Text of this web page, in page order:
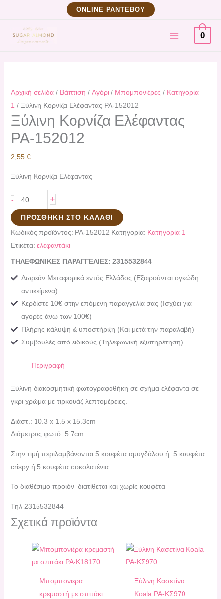
περιεχόμενο
ΟNLINE ΡΑΝΤΕΒΟΥ
MAIN
MENU
0
Αρχική σελίδα/ Βάπτιση / Αγόρι/ Μπομπονιέρες / Κατηγορία
1 / Ξύλινη Κορνίζα Ελέφαντας PA-152012
Ξύλινη Κορνίζα Ελέφαντας
PA-152012
2,55 €
Ξύλινη Κορνίζα Ελέφαντας
-
Ελέφαντας
PA-
+
ΠΡΟΣΘΉΚΗ ΣΤΟ ΚΑΛΆΘΙ
Κωδικός προϊόντος: PA-152012 Κατηγορία: Κατηγορία 1
Ετικέτα: ελεφαντάκι
ΤΗΛΕΦΩΝΙΚΕΣ ΠΑΡΑΓΓΕΛΙΕΣ: 2315532844
Δωρεάν Μεταφορικά εντός Ελλάδος (Εξαιρούνται ογκώδη
αντικείμενα)
Κερδίστε 10€ στην επόμενη παραγγελία σας (Ισχύει για
αγορές άνω των 100€)
Πλήρης κάλυψη & υποστήριξη (Και μετά την παραλαβή)
Συμβουλές από ειδικούς (Τηλεφωνική εξυπηρέτηση)
Περιγραφή
Ξύλινη διακοσμητική φωτογραφοθήκη σε σχήμα ελέφαντα σε
γκρι χρώμα με τιρκουάζ λεπτομέρειες.
Διάστ.: 10.3 x 1.5 x 15.3cm
Διάμετρος φωτό: 5.7cm
Στην τιμή περιλαμβάνονται 5 κουφέτα αμυγδάλου ή 5 κουφέτα
crispy ή 5 κουφέτα σοκολατένια
Το διαθέσιμο προιόν διατίθεται και χωρίς κουφέτα
Τηλ 2315532844
Σχετικά προϊόντα
Mπομπονιέρα
κρεμαστή με σπιτάκι
Ξύλινη Κασετίνα
Koala PA-ΚΣ970